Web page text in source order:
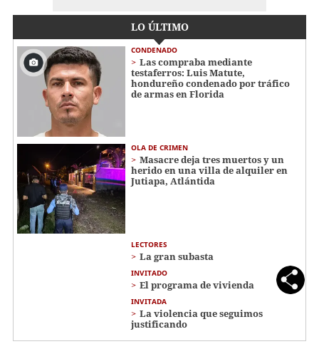
LO ÚLTIMO
CONDENADO
Las compraba mediante
testaferros: Luis Matute,
hondureño condenado por tráfico
de armas en Florida
OLA DE CRIMEN
Masacre deja tres muertos y un
herido en una villa de alquiler en
Jutiapa, Atlántida
LECTORES
La gran subasta
INVITADO
El programa de vivienda
INVITADA
La violencia que seguimos
justificando